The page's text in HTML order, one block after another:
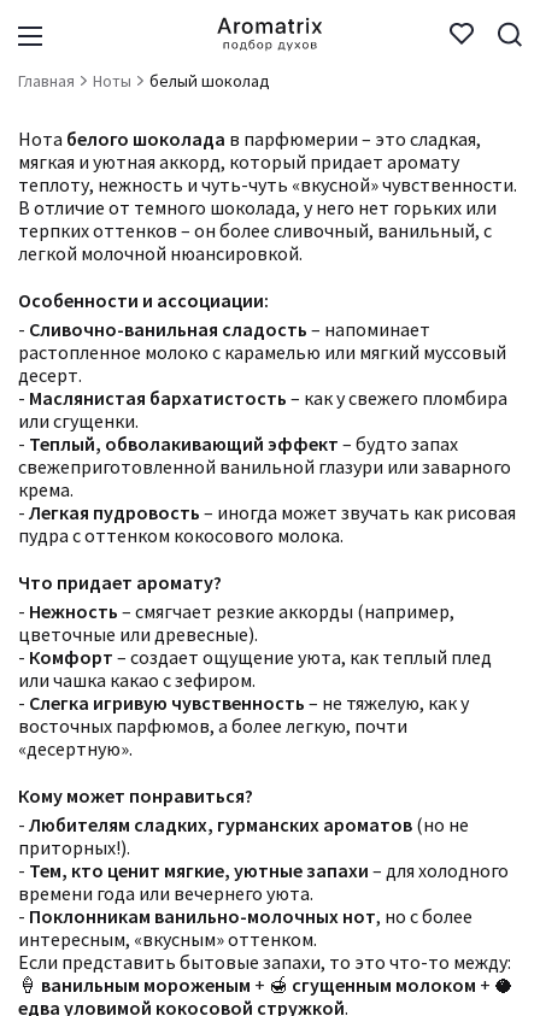
Главная Ноты белый шоколад
Нота белого шоколада в парфюмерии – это сладкая,
мягкая и уютная аккорд, который придает аромату
теплоту, нежность и чуть-чуть «вкусной» чувственности.
В отличие от темного шоколада, у него нет горьких или
терпких оттенков – он более сливочный, ванильный, с
легкой молочной нюансировкой.
Особенности и ассоциации:
- Сливочно-ванильная сладость – напоминает
растопленное молоко с карамелью или мягкий муссовый
десерт.
- Маслянистая бархатистость – как у свежего пломбира
или сгущенки.
- Теплый, обволакивающий эффект – будто запах
свежеприготовленной ванильной глазури или заварного
крема.
- Легкая пудровость – иногда может звучать как рисовая
пудра с оттенком кокосового молока.
Что придает аромату?
- Нежность – смягчает резкие аккорды (например,
цветочные или древесные).
- Комфорт – создает ощущение уюта, как теплый плед
или чашка какао с зефиром.
- Слегка игривую чувственность – не тяжелую, как у
восточных парфюмов, а более легкую, почти
«десертную».
Кому может понравиться?
- Любителям сладких, гурманских ароматов (но не
приторных!).
- Тем, кто ценит мягкие, уютные запахи – для холодного
времени года или вечернего уюта.
- Поклонникам ванильно-молочных нот, но с более
интересным, «вкусным» оттенком.
Если представить бытовые запахи, то это что-то между:
🍦 ванильным мороженым + 🍯 сгущенным молоком + 🥥
едва уловимой кокосовой стружкой.